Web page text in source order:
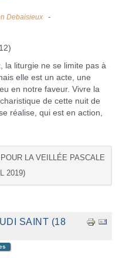
Debaisieux
la liturgie ne se limite pas à
elle est un acte, une
en notre faveur. Vivre la
de cette nuit de
réalise, qui est en action,
LA VEILLÉE PASCALE
2019)
SAINT (18